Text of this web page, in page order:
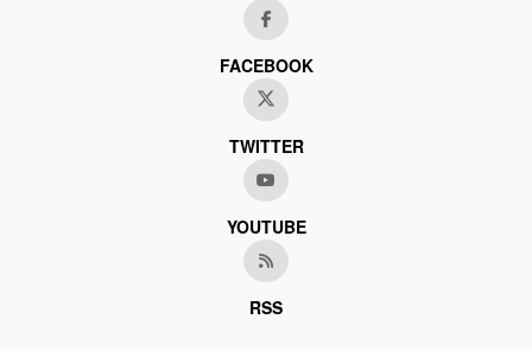
FACEBOOK
TWITTER
YOUTUBE
RSS